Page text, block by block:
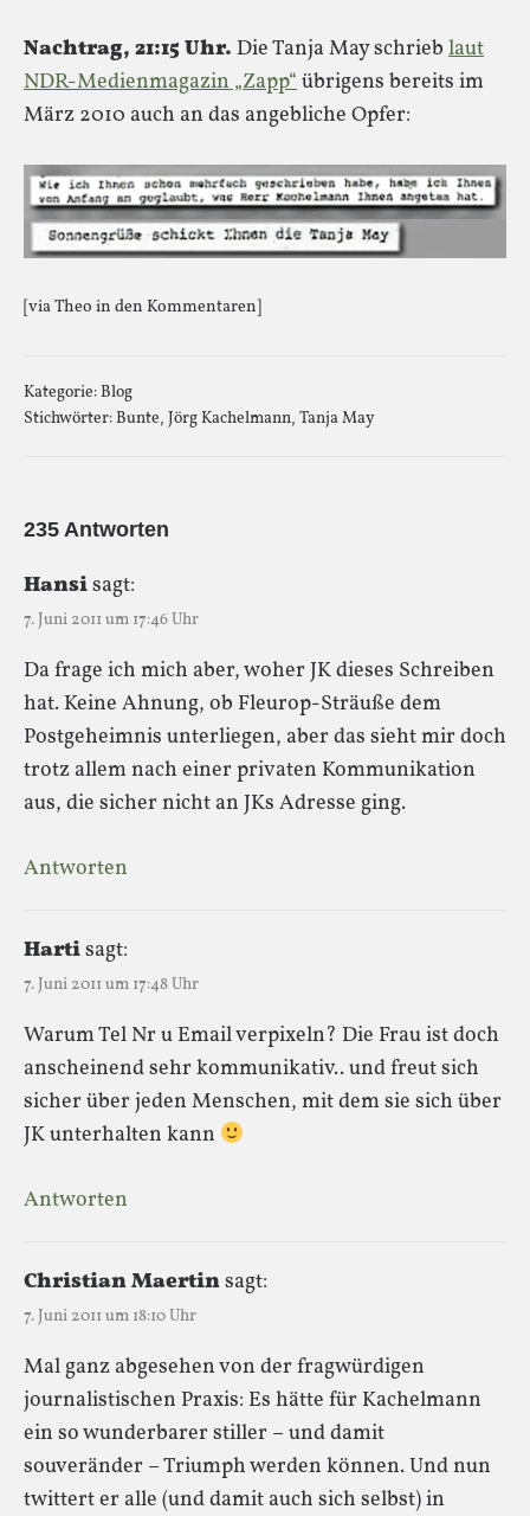
Nachtrag, 21:15 Uhr. Die Tanja May schrieb laut
NDR-Medienmagazin „Zapp“übrigens bereits im
März 2010 auch an das angebliche Opfer:
[via Theo in den Kommentaren]
Kategorie:Blog
Stichwörter:Bunte, Jörg Kachelmann, Tanja May
235 Antworten
Hansisagt:
7. Juni 2011 um 17:46 Uhr
Da frage ich mich aber, woher JK dieses Schreiben
hat. Keine Ahnung, ob Fleurop-Sträuße dem
Postgeheimnis unterliegen, aber das sieht mir doch
trotz allem nach einer privaten Kommunikation
aus, die sicher nicht an JKs Adresse ging.
Antworten
Hartisagt:
7. Juni 2011 um 17:48 Uhr
Warum Tel Nr u Email verpixeln? Die Frau ist doch
anscheinend sehr kommunikativ.. und freut sich
sicher über jeden Menschen, mit dem sie sich über
JK unterhalten kann
Antworten
Christian Maertinsagt:
7. Juni 2011 um 18:10 Uhr
Mal ganz abgesehen von der fragwürdigen
journalistischen Praxis: Es hätte für Kachelmann
ein so wunderbarer stiller – und damit
souveränder – Triumph werden können. Und nun
twittert er alle (und damit auch sich selbst) in